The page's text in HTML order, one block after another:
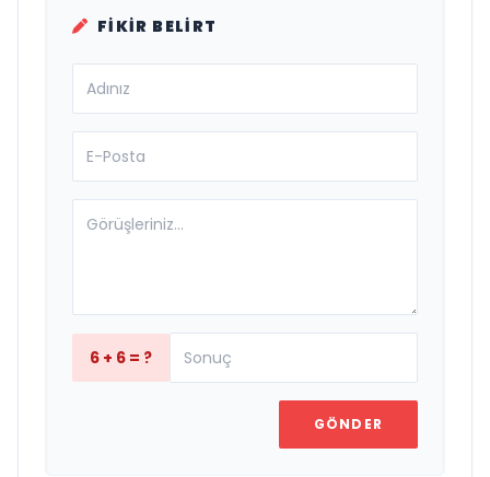
FIKIR BELIRT
6 + 6 = ?
GÖNDER